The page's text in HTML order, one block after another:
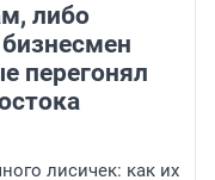
либо
перегонял
лисичек: как их